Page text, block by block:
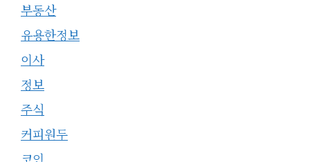
부동산
유용한정보
이사
정보
주식
커피원두